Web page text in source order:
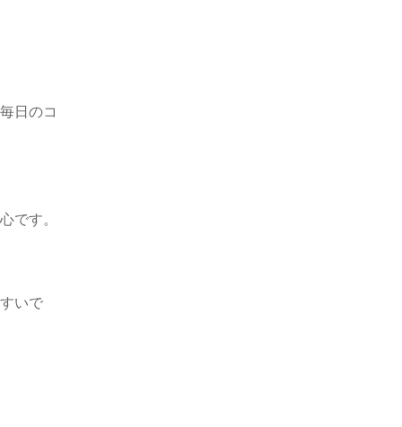
日のコ
です。
いで